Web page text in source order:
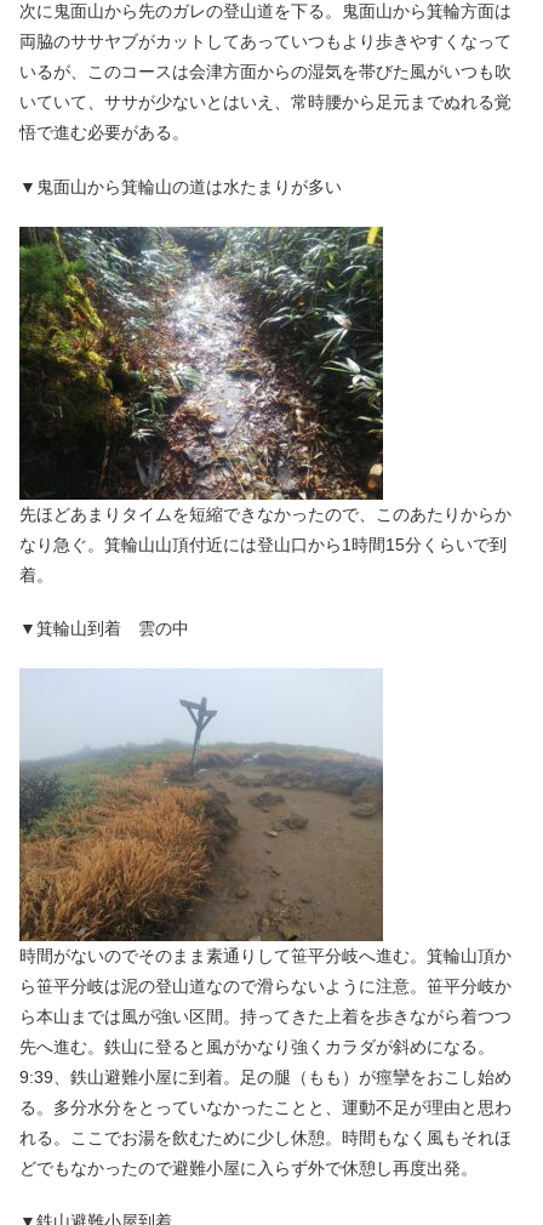
次に鬼面山から先のガレの登山道を下る。鬼面山から箕輪方面は
両脇のササヤブがカットしてあっていつもより歩きやすくなって
いるが、このコースは会津方面からの湿気を帯びた風がいつも吹
いていて、ササが少ないとはいえ、常時腰から足元までぬれる覚
悟で進む必要がある。
▼鬼面山から箕輪山の道は水たまりが多い
先ほどあまりタイムを短縮できなかったので、このあたりからか
なり急ぐ。箕輪山山頂付近には登山口から1時間15分くらいで到
着。
▼箕輪山到着 雲の中
時間がないのでそのまま素通りして笹平分岐へ進む。箕輪山頂か
ら笹平分岐は泥の登山道なので滑らないように注意。笹平分岐か
ら本山までは風が強い区間。持ってきた上着を歩きながら着つつ
先へ進む。鉄山に登ると風がかなり強くカラダが斜めになる。
9:39、鉄山避難小屋に到着。足の腿（もも）が痙攣をおこし始め
る。多分水分をとっていなかったことと、運動不足が理由と思わ
れる。ここでお湯を飲むために少し休憩。時間もなく風もそれほ
どでもなかったので避難小屋に入らず外で休憩し再度出発。